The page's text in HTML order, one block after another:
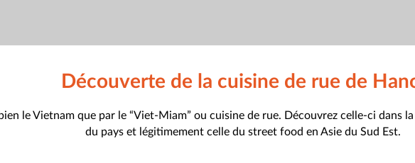
Découverte de la cuisine de rue de
le Vietnam que par le “Viet-Miam” ou cuisine de rue. Découvrez celle-ci dans
du pays et légitimement celle du street food en Asie du Sud Est.